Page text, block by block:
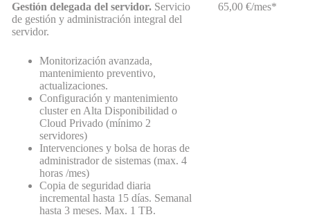
Gestión delegada del servidor. Servicio
de gestión y administración integral del
servidor.
Monitorización avanzada,
mantenimiento preventivo,
actualizaciones.
Configuración y mantenimiento
cluster en Alta Disponibilidad o
Cloud Privado (mínimo 2
servidores)
Intervenciones y bolsa de horas de
administrador de sistemas (max. 4
horas /mes)
Copia de seguridad diaria
incremental hasta 15 días. Semanal
hasta 3 meses. Max. 1 TB.
65,00 €/mes*